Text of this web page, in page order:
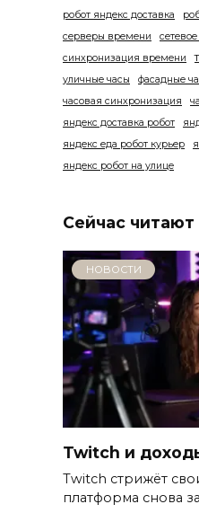
робот яндекс доставка
серверы времени
синхронизация времени
уличные часы фасадные
часовая синхронизация
яндекс доставка робот
яндекс еда робот курьер
яндекс робот на улице
Сейчас читают
НОВОСТИ
Twitch и
Twitch стрижёт
платформа снова